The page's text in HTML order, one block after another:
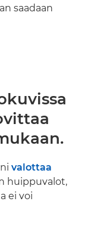
saadaan
valottaa
huippuvalot,
ei voi